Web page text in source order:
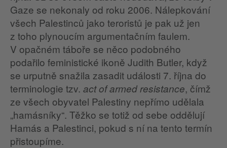
Gaze se nekonaly od roku 2006. Nálepkování
všech Palestinců jako teroristů je pak už jen
z toho plynoucím argumentačním faulem.
V opačném táboře se něco podobného
podařilo feministické ikoně Judith Butler, když
se urputně snažila zasadit události 7. října do
terminologie tzv. act of armed resistance, čímž
ze všech obyvatel Palestiny nepřímo udělala
„hamásníky“. Těžko se totiž od sebe oddělují
Hamás a Palestinci, pokud s ní na tento termín
přistoupíme.